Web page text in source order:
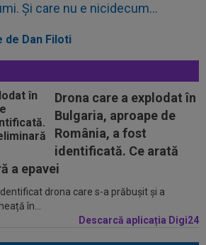
Și care nu e nicidecum...
Dan Filoti
Drona care a explodat în
Bulgaria, aproape de
România, a fost
identificată. Ce arată
a epavei
drona care s-a prăbușit și a
în...
Descarcă aplicația Digi24